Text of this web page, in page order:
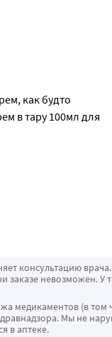
как будто
в тару 100мл для
консультацию
невозможен.
(в том
Мы не
в аптеке.